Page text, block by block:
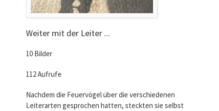
Weiter mit der Leiter ...
10 Bilder
112 Aufrufe
Nachdem die Feuervögel über die verschiedenen
Leiterarten gesprochen hatten, steckten sie selbst